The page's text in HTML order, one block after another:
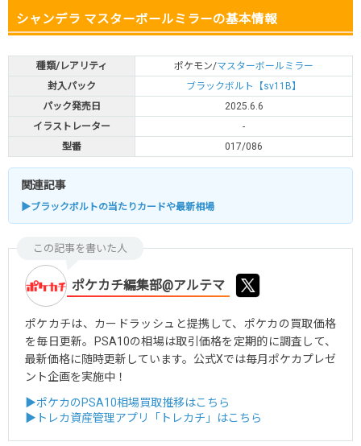
シャンデラ マスターボールミラーの基本情報
種類/レアリティ ポケモン/マスターボールミラー
封入パック
ブラックボルト【sv11B】
パック発売日
2025.6.6
イラストレーター
-
型番
017/086
関連記事
▶ブラックボルトの当たりカードや最新相場
この記事を書いた人
ポケカチ編集部@アルテマ
ポケカチは、カードラッシュと提携して、ポケカの買取価格
を毎日更新。PSA10の相場は取引価格を定期的に調査して、
最新価格に随時更新しています。公式Xでは毎月ポケカプレゼ
ント企画を実施中！
▶ポケカのPSA10相場買取推移はこちら
▶トレカ資産管理アプリ「トレカチ」はこちら